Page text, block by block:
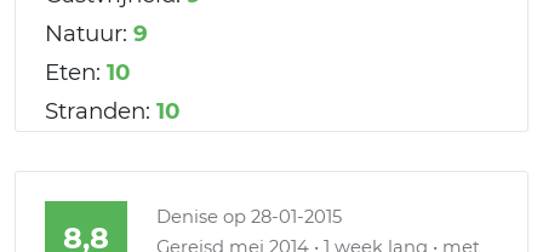
Natuur: 9
Eten: 10
Stranden: 10
8,8
Denise op 28-01-2015
Gereisd mei 2014 • 1 week lang • met